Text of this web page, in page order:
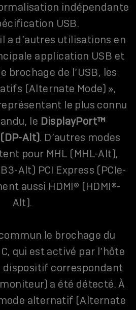
indépendante
USB.
a d’autres utilisations en
application USB et
brochage de l’USB, les
(Alternate Mode) »,
le plus connu
le DisplayPort™
Alt). D’autres modes
pour MHL (MHL-Alt),
Alt) PCI Express (PCIe-
aussi HDMI® (HDMI®-
Alt).
le brochage du
qui est activé par l’hôte
dispositif correspondant
a été détecté. À
alternatif (Alternate